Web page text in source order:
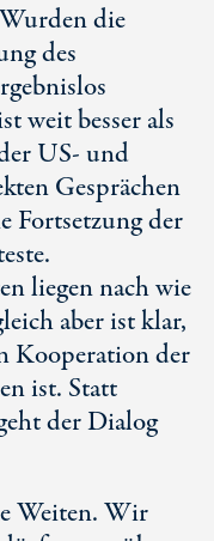
die
des
weit besser als
US- und
Gesprächen
Fortsetzung der
liegen nach wie
aber ist klar,
Kooperation der
ist. Statt
der Dialog
Weiten. Wir